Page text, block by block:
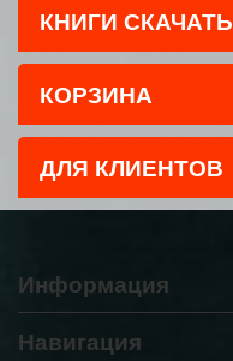
КНИГИ СКАЧАТЬ
КОРЗИНА
ДЛЯ КЛИЕНТОВ
Информация
Навигация